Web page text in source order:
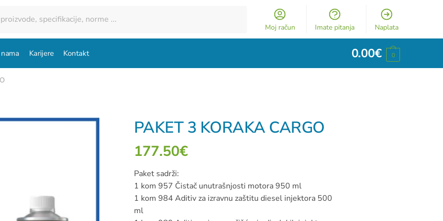
Moj račun Imate pitanja Naplata
Karijere Kontakt 0.00€ 0
PAKET 3 KORAKA CARGO
177.50€
Paket sadrži:
1 kom 957 Čistač unutrašnjosti motora 950 ml
1 kom 984 Aditiv za izravnu zaštitu diesel injektora 500
ml